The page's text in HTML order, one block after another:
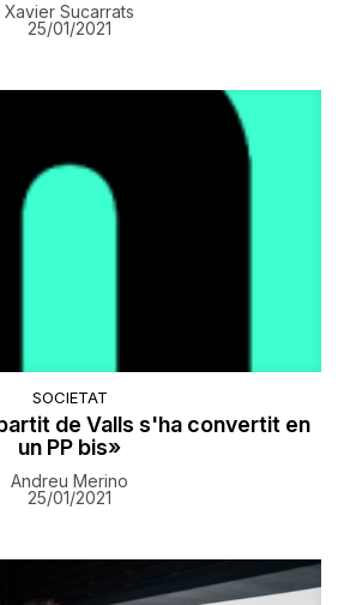
Xavier Sucarrats
25/01/2021
SOCIETAT
de Valls s'ha convertit en
un PP bis»
Andreu Merino
25/01/2021